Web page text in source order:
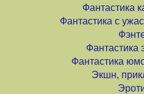
Фантастика
Фантастика с
Фантастика
Фантастика
Экшн,